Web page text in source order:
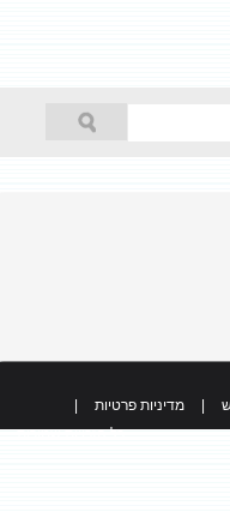
מדיניות פרטיות
כל הזכויות שמורות